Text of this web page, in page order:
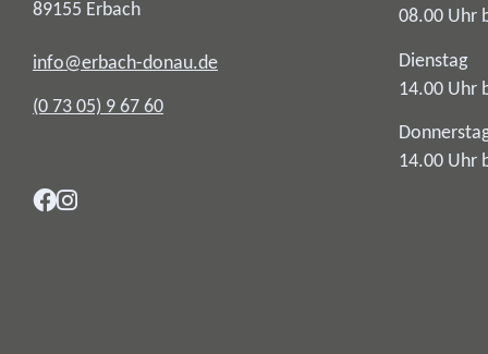
89155 Erbach
info@erbach-donau.de
(0 73 05) 9 67 60
08.00 Uhr
Dienstag
14.00 Uhr
14.00 Uhr